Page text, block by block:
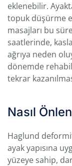
eklenebilir.
topuk düşürme
masajları bu
saatlerinde,
ağrıya neden
dönemde
tekrar
Nasıl
Haglund
ayak yapısına
yüzeye sahip,